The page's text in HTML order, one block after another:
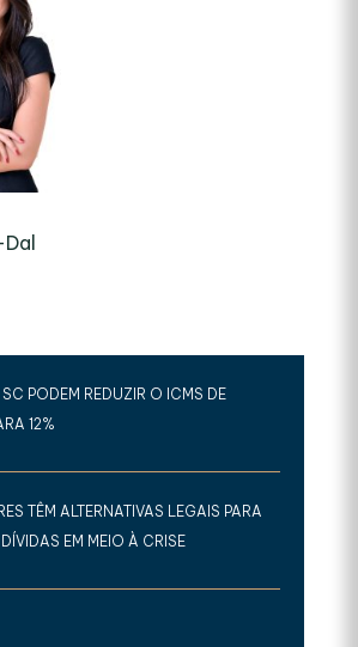
SC PODEM REDUZIR O ICMS DE
12%
TÊM ALTERNATIVAS LEGAIS PARA
EM MEIO À CRISE